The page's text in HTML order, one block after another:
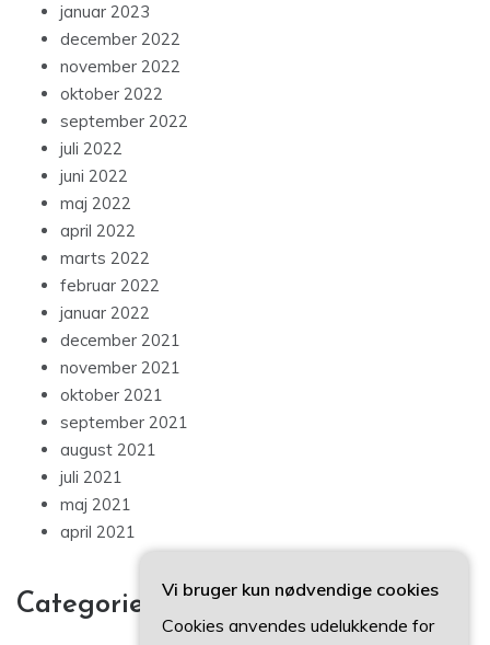
januar 2023
december 2022
november 2022
oktober 2022
september 2022
juli 2022
juni 2022
maj 2022
april 2022
marts 2022
februar 2022
januar 2022
december 2021
november 2021
oktober 2021
september 2021
august 2021
juli 2021
maj 2021
april 2021
Categories
Vi bruger kun nødvendige cookies
Cookies anvendes udelukkende for